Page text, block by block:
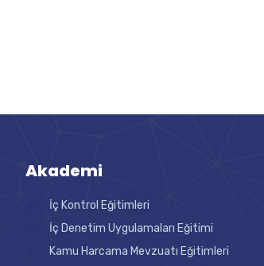
Akademi
İç Kontrol Eğitimleri
İç Denetim Uygulamaları Eğitimi
Kamu Harcama Mevzuatı Eğitimleri